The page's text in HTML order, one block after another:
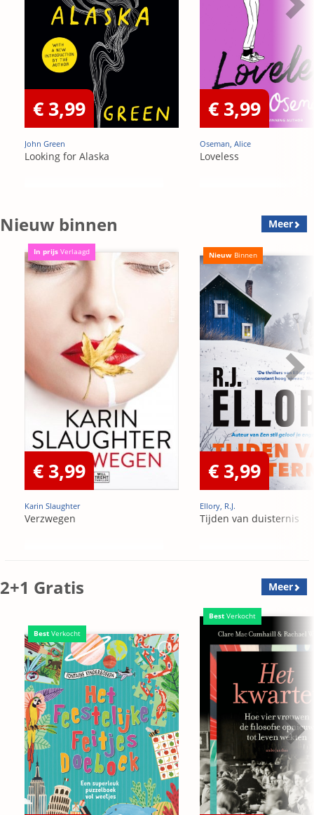
€ 3,99
John Green
Looking for Alaska
€ 3,99
Oseman, Alice
Loveless
Nieuw binnen Meer
In prijs Verlaagd
€ 3,99
Karin Slaughter
Verzwegen
Nieuw Binnen
€ 3,99
Ellory, R.J.
Tijden van duisternis
2+1 Gratis Meer
Best Verkocht
Best Verkocht